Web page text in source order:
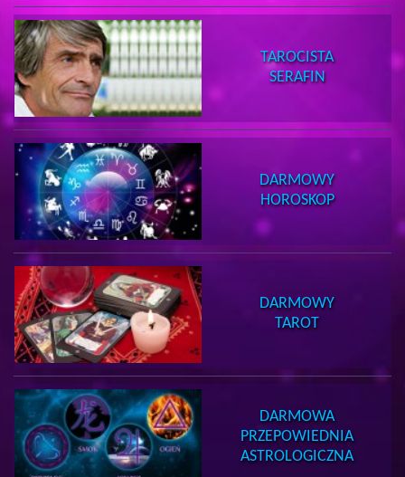
TAROCISTA
SERAFIN
DARMOWY
HOROSKOP
DARMOWY
TAROT
DARMOWA
PRZEPOWIEDNIA
ASTROLOGICZNA